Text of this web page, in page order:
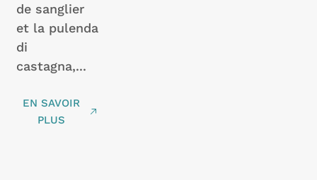
de sanglier
et la pulenda
di
castagna,...
EN SAVOIR
PLUS